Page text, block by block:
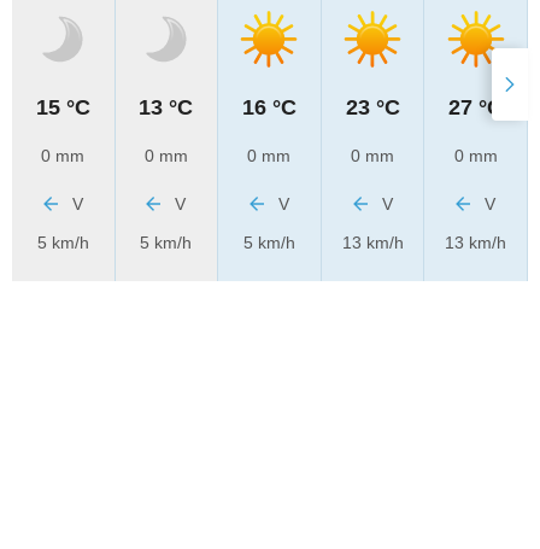
15 °C
0 mm
V
5 km/h
13 °C
0 mm
V
5 km/h
16 °C
0 mm
V
5 km/h
23 °C
0 mm
V
13 km/h
27 °C
0 mm
V
13 km/h